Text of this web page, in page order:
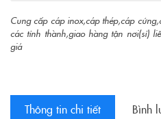
Cung cấp cáp inox,cáp thép,cáp
các tỉnh thành,giao hàng tận nơi(sỉ)
giá
Thông tin chi tiết Bình